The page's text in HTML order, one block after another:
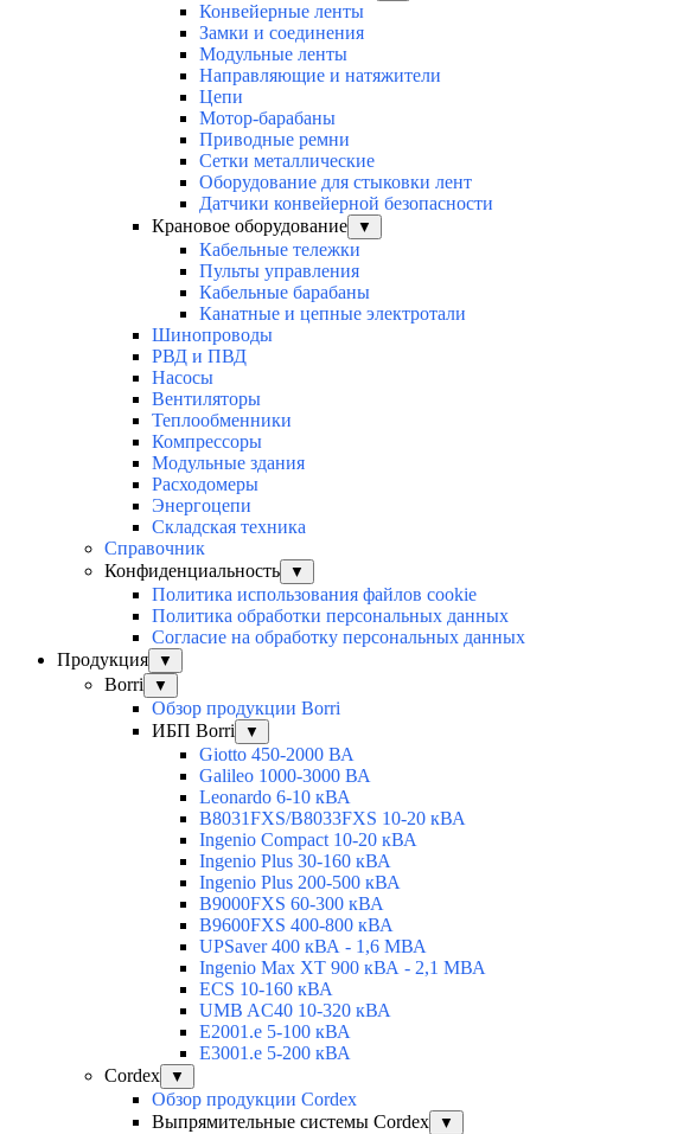
Конвейерные ленты
Замки и соединения
Модульные ленты
Направляющие и натяжители
Цепи
Мотор-барабаны
Приводные ремни
Сетки металлические
Оборудование для стыковки лент
Датчики конвейерной безопасности
Крановое оборудование
▼
Кабельные тележки
Пульты управления
Кабельные барабаны
Канатные и цепные электротали
Шинопроводы
РВД и ПВД
Насосы
Вентиляторы
Теплообменники
Компрессоры
Модульные здания
Расходомеры
Энергоцепи
Складская техника
Справочник
Конфиденциальность
▼
Политика использования файлов cookie
Политика обработки персональных данных
Согласие на обработку персональных данных
Продукция
▼
Borri ▼
Обзор продукции Borri
ИБП Borri
▼
Giotto 450-2000 ВА
Galileo 1000-3000 ВА
Leonardo 6-10 кВА
B8031FXS/B8033FXS 10-20 кВА
Ingenio Compact 10-20 кВА
Ingenio Plus 30-160 кВА
Ingenio Plus 200-500 кВА
B9000FXS 60-300 кВА
B9600FXS 400-800 кВА
UPSaver 400 кВА - 1,6 МВА
Ingenio Max XT 900 кВА - 2,1 МВА
ECS 10-160 кВА
UMB AC40 10-320 кВА
E2001.e 5-100 кВА
E3001.e 5-200 кВА
Cordex
▼
Обзор продукции Cordex
Выпрямительные системы Cordex
▼